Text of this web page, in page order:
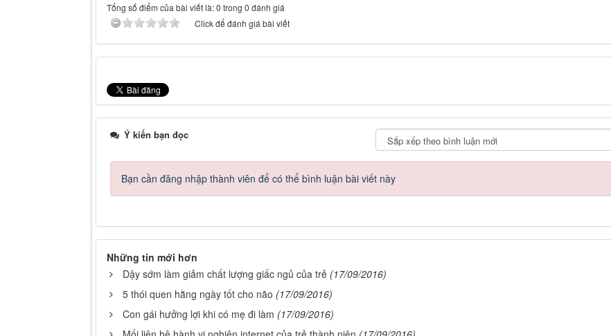
Tổng số điểm của bài viết là: 0 trong 0 đánh giá
Click để đánh giá bài viết
Ý kiến bạn đọc
Bạn cần đăng nhập thành viên để có thể bình luận bài viết này
Những tin mới hơn
Dậy sớm làm giảm chất lượng giấc ngủ của trẻ (17/09/2016)
5 thói quen hằng ngày tốt cho não (17/09/2016)
Con gái hưởng lợi khi có mẹ đi làm (17/09/2016)